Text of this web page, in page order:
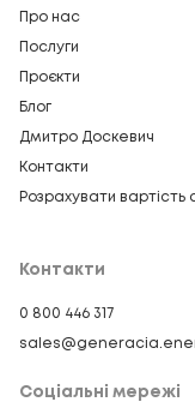
Про нас
Послуги
Проєкти
Блог
Дмитро Доскевич
Контакти
Розрахувати вартість
Контакти
0 800 446 317
Соціальні мережі